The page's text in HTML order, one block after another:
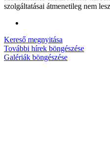
szolgáltatásai átmenetileg nem
Kereső megnyitása
További hírek böngészése
Galériák böngészése